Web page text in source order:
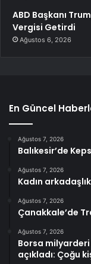
ABD Başkanı
Vergisi Getirdi
Ağustos 6, 2026
En Güncel
Ağustos 7, 2026
Balıkesir’de
Ağustos 7, 2026
Kadın
Ağustos 7, 2026
Çanakkale’de
Ağustos 7, 2026
Borsa milyarderi
açıkladı: Çoğu